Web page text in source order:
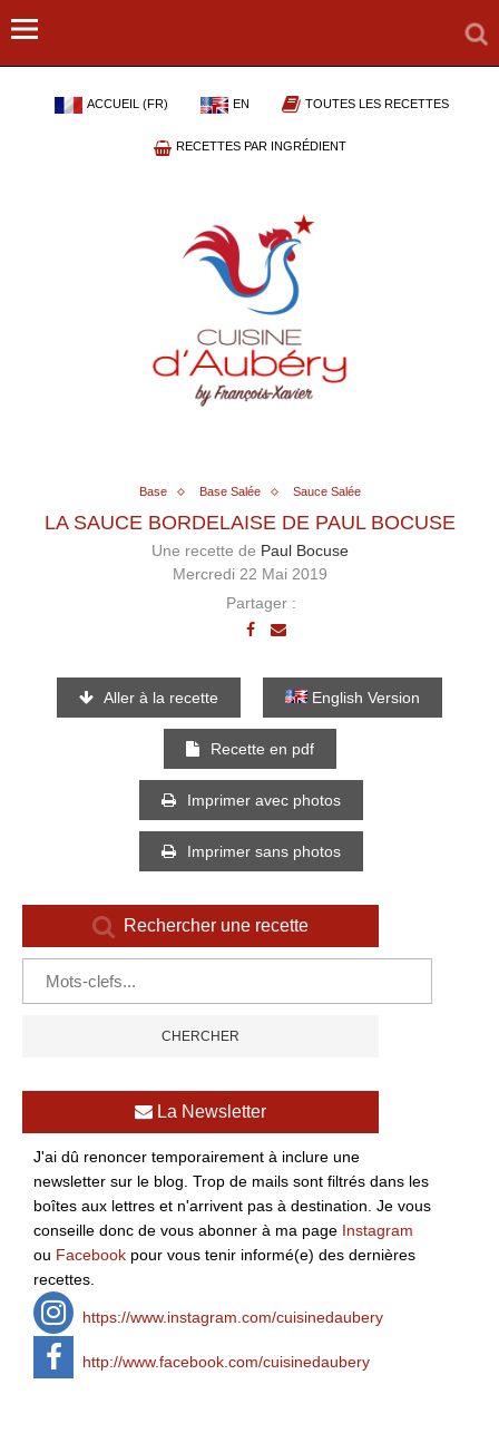
ACCUEIL (FR) EN TOUTES LES RECETTES
RECETTES PAR INGRÉDIENT
Base Base Salée Sauce Salée
LA SAUCE BORDELAISE DE PAUL BOCUSE
Une recette de Paul Bocuse
Mercredi 22 Mai 2019
Partager :
Aller à la recette English Version
Recette en pdf
Imprimer avec photos
Imprimer sans photos
Rechercher une recette
La Newsletter
J'ai dû renoncer temporairement à inclure une
newsletter sur le blog. Trop de mails sont filtrés dans les
boîtes aux lettres et n'arrivent pas à destination. Je vous
conseille donc de vous abonner à ma page Instagram
ou Facebook pour vous tenir informé(e) des dernières
recettes.
https://www.instagram.com/cuisinedaubery
http://www.facebook.com/cuisinedaubery